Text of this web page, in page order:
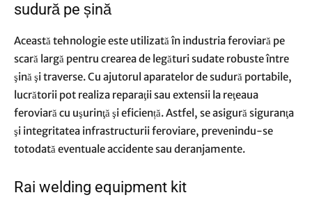
sudură pe șină
Această tehnologie este utilizată în industria feroviară pe
scară largă pentru crearea de legături sudate robuste între
şină şi traverse. Cu ajutorul aparatelor de sudură portabile,
lucrătorii pot realiza reparaţii sau extensii la reţeaua
feroviară cu uşurinţă şi eficiență. Astfel, se asigură siguranţa
şi integritatea infrastructurii feroviare, prevenindu-se
totodată eventuale accidente sau deranjamente.
Rai welding equipment kit